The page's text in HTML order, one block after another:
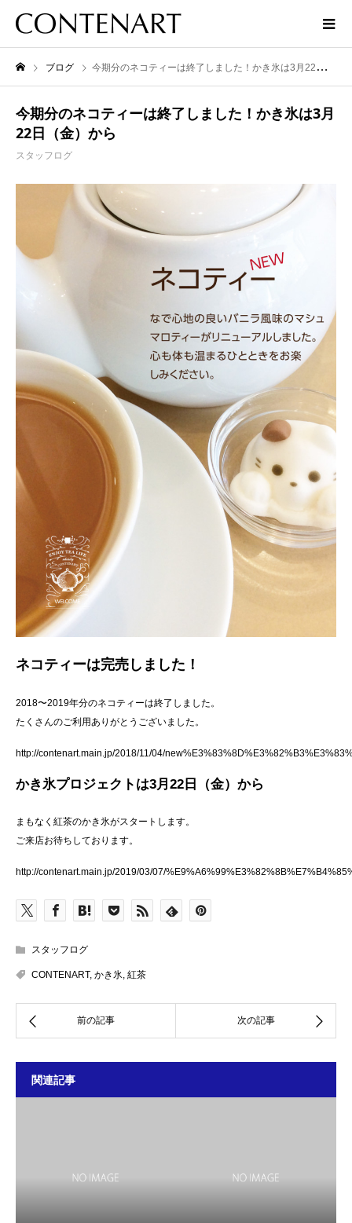
ブログ 今期分のネコティーは終了しました！かき氷は3月22日（金）から
今期分のネコティーは終了しました！かき氷は3月
22日（金）から
スタッフログ
ネコティーは完売しました！
2018〜2019年分のネコティーは終了しました。
たくさんのご利用ありがとうございました。
http://contenart.main.jp/2018/11/04/
かき氷プロジェクトは3月22日（金）から
まもなく紅茶のかき氷がスタートします。
ご来店お待ちしております。
http://contenart.main.jp/2019/03/07/
スタッフログ
CONTENART, かき氷, 紅茶
関連記事